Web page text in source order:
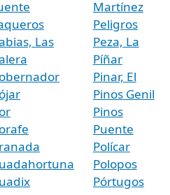
Las
Martínez
Peligros
Peza, La
Píñar
Pinar, El
Pinos Genil
Pinos
Puente
Polícar
Polopos
Pórtugos